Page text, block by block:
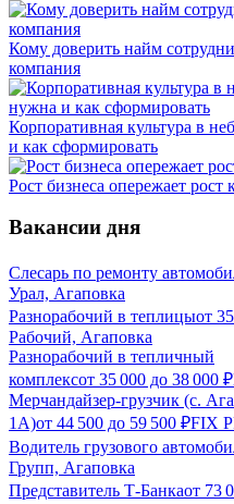
Кому доверить найм
компания
Корпоративная культура в
и как сформировать
Рост бизнеса опережает рост
Вакансии дня
Слесарь по ремонту
Урал, Агаповка
Разнорабочий в теплицыот
Рабочий, Агаповка
Разнорабочий в тепличный
комплексот 35 000 до 38 000 ₽
Мерчандайзер-грузчик (с.
1А)от 44 500 до 59 500 ₽FIX
Водитель грузового
Групп, Агаповка
Представитель Т-Банкаот 73